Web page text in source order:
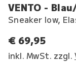
VENTO -
Sneaker low,
€ 69,95
inkl. MwSt. zzgl.